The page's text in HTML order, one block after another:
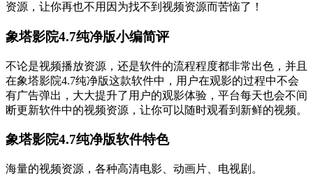
资源，让你再也不用因为找不到视频资源而苦恼了！
象塔影院4.7纯净版小编简评
不论是视频播放资源，还是软件的流程程度都非常出色，并且
在象塔影院4.7纯净版这款软件中，用户在观影的过程中不会
有广告弹出，大大提升了用户的观影体验，平台每天也会不间
断更新软件中的视频资源，让你可以随时观看到新鲜的视频。
象塔影院4.7纯净版软件特色
海量的视频资源，各种高清电影、动画片、电视剧。